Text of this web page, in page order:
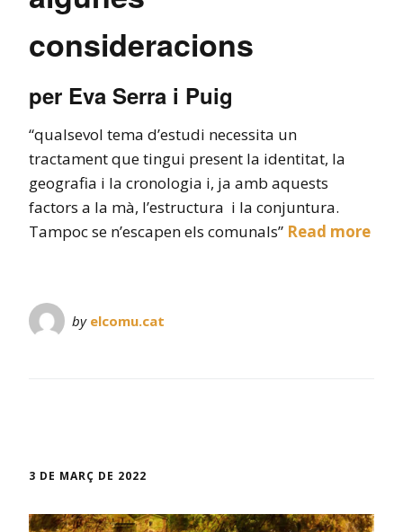
consideracions
per Eva Serra i Puig
“qualsevol tema d’estudi necessita un
tractament que tingui present la identitat, la
geografia i la cronologia i, ja amb aquests
factors a la mà, l’estructura i la conjuntura.
Tampoc se n’escapen els comunals” Read more
by elcomu.cat
3 DE MARÇ DE 2022